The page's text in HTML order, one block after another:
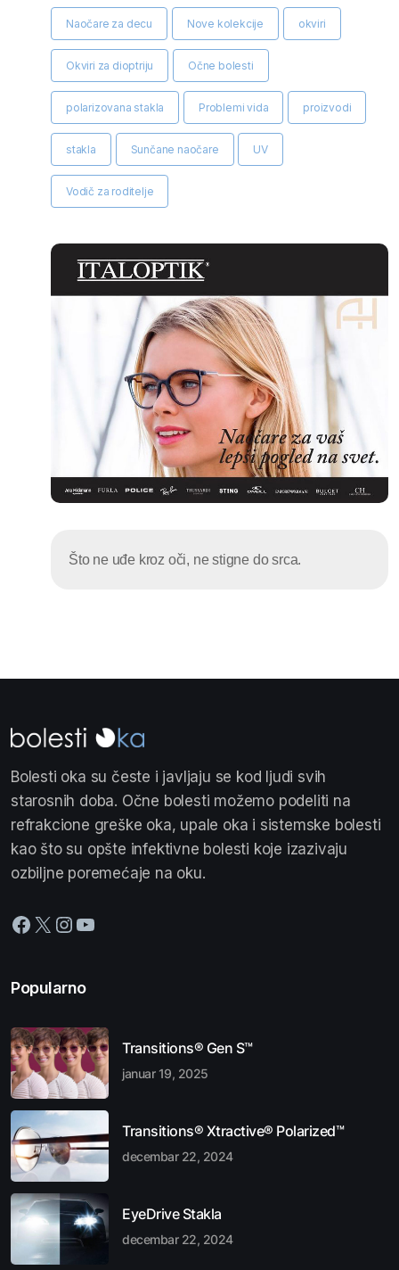
Naočare za decu Nove kolekcije okviri
Okviri za dioptriju Očne bolesti
polarizovana stakla Problemi vida proizvodi
stakla Sunčane naočare UV
Vodič za roditelje
Što ne uđe kroz oči, ne stigne do srca.
Bolesti oka su česte i javljaju se kod ljudi svih
starosnih doba. Očne bolesti možemo podeliti na
refrakcione greške oka, upale oka i sistemske bolesti
kao što su opšte infektivne bolesti koje izazivaju
ozbiljne poremećaje na oku.
Popularno
Transitions® Gen S™
januar 19, 2025
Transitions® Xtractive® Polarized™
decembar 22, 2024
EyeDrive Stakla
decembar 22, 2024